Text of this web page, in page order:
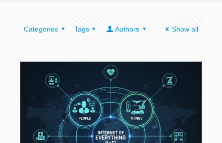
Categories Tags Authors Show all